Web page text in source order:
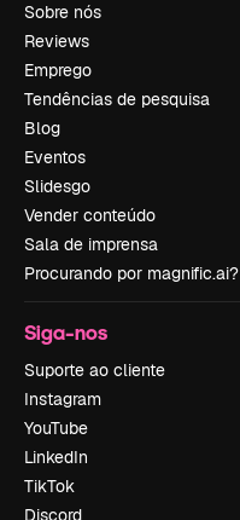
Sobre nós
Reviews
Emprego
Tendências de pesquisa
Blog
Eventos
Slidesgo
Vender conteúdo
Sala de imprensa
Procurando por magnific.ai?
Siga-nos
Suporte ao cliente
Instagram
YouTube
LinkedIn
TikTok
Discord